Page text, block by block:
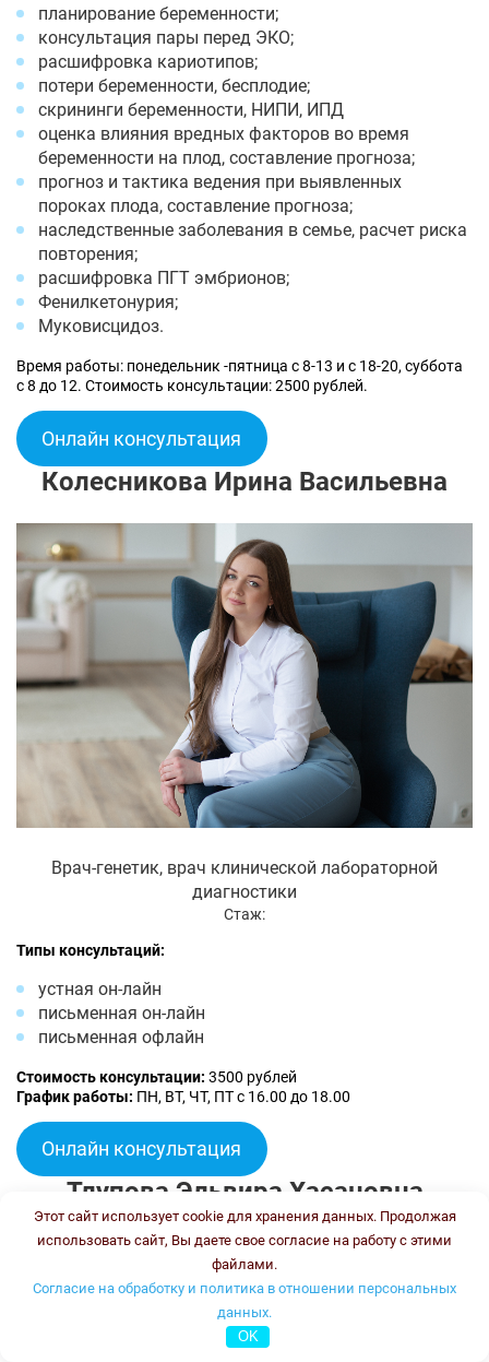
планирование беременности;
консультация пары перед ЭКО;
расшифровка кариотипов;
потери беременности, бесплодие;
скрининги беременности, НИПИ, ИПД
оценка влияния вредных факторов во время
беременности на плод, составление прогноза;
прогноз и тактика ведения при выявленных
пороках плода, составление прогноза;
наследственные заболевания в семье, расчет риска
повторения;
расшифровка ПГТ эмбрионов;
Фенилкетонурия;
Муковисцидоз.
Время работы: понедельник -пятница с 8-13 и с 18-20, суббота
с 8 до 12. Стоимость консультации: 2500 рублей.
Онлайн консультация
Колесникова Ирина Васильевна
Врач-генетик, врач клинической лабораторной
диагностики
Стаж:
Типы консультаций:
устная он-лайн
письменная он-лайн
письменная офлайн
Стоимость консультации: 3500 рублей
График работы: ПН, ВТ, ЧТ, ПТ с 16.00 до 18.00
Онлайн консультация
Тлупова Эльвира Хасановна
Этот сайт использует cookie для хранения данных. Продолжая
использовать сайт, Вы даете свое согласие на работу с этими
файлами.
Согласие на обработку и политика в отношении персональных
данных.
OK